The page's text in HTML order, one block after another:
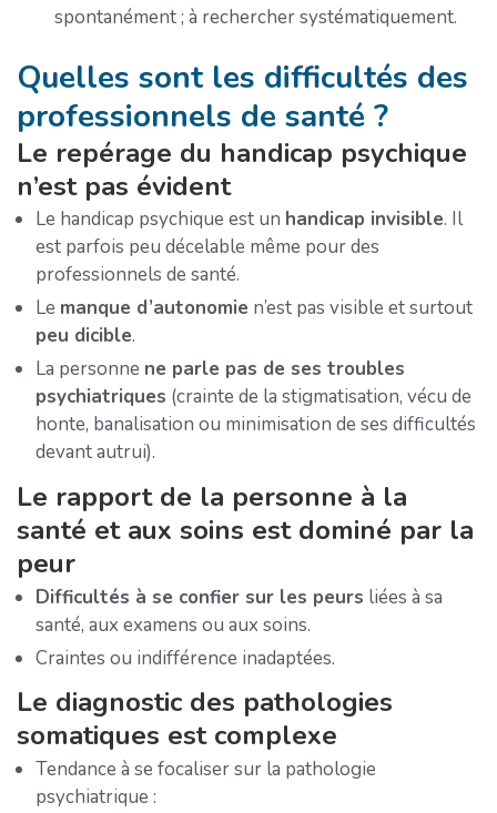
spontanément ; à rechercher systématiquement.
Quelles sont les difficultés des
professionnels de santé ?
Le repérage du handicap psychique
n’est pas évident
Le handicap psychique est un handicap invisible. Il
est parfois peu décelable même pour des
professionnels de santé.
Le manque d’autonomie n’est pas visible et surtout
peu dicible.
La personne ne parle pas de ses troubles
psychiatriques (crainte de la stigmatisation, vécu de
honte, banalisation ou minimisation de ses difficultés
devant autrui).
Le rapport de la personne à la
santé et aux soins est dominé par la
peur
Difficultés à se confier sur les peurs liées à sa
santé, aux examens ou aux soins.
Craintes ou indifférence inadaptées.
Le diagnostic des pathologies
somatiques est complexe
Tendance à se focaliser sur la pathologie
psychiatrique :